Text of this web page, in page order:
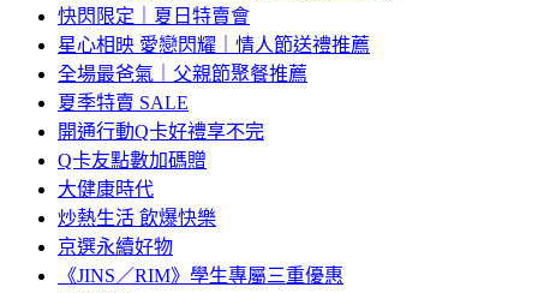
快閃限定｜夏日特賣會
星心相映 愛戀閃耀｜情人節送禮推薦
全場最爸氣｜父親節聚餐推薦
夏季特賣 SALE
開通行動Q卡好禮享不完
Q卡友點數加碼贈
大健康時代
炒熱生活 飲爆快樂
京選永續好物
《JINS／RIM》學生專屬三重優惠